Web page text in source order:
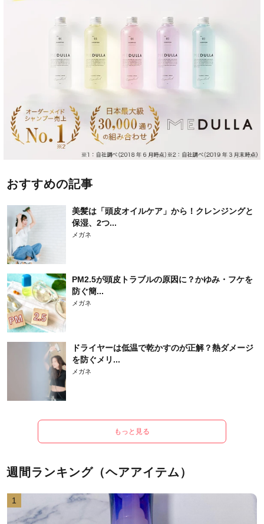
おすすめの記事
美髪は「頭皮オイルケア」から！クレンジングと
保湿、2つ...
メガネ
PM2.5が頭皮トラブルの原因に？かゆみ・フケを
防ぐ簡...
メガネ
ドライヤーは低温で乾かすのが正解？熱ダメージ
を防ぐメリ...
メガネ
もっと見る
週間ランキング（ヘアアイテム）
1